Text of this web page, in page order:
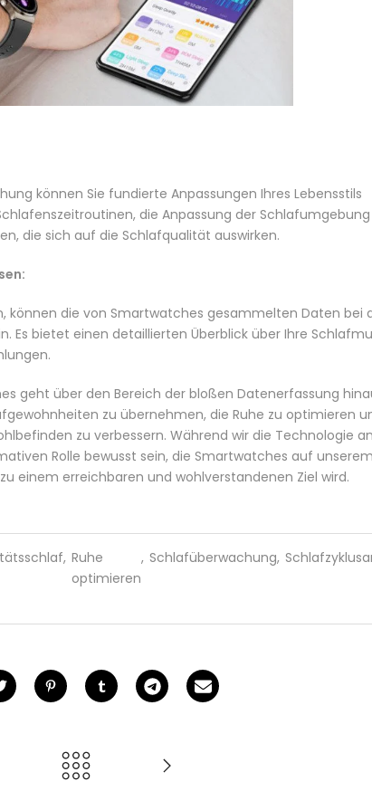
können Sie fundierte Anpassungen Ihres Lebensstils
die Anpassung der
die sich auf die Schlafqualität auswirken.
können die von Smartwatches gesammelten Daten bei
Es bietet einen detaillierten Überblick über Ihre
geht über den Bereich der bloßen Datenerfassung
zu übernehmen, die Ruhe zu optimieren
zu verbessern. Während wir die Technologie
Rolle bewusst sein, die Smartwatches auf
einem erreichbaren und wohlverstandenen Ziel wird.
, Ruhe
optimieren
, Schlafüberwachung,